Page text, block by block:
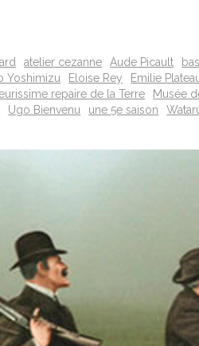
atelier cezanne Aude Picault
Yoshimizu Eloise Rey Emilie
repaire de la Terre Musée
Ugo Bienvenu une 5e saison